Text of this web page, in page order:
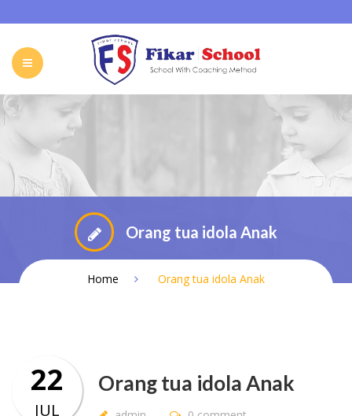
ABOUT FIKAR SCHOOL CAREER
FIKAR SCHOOL ONLINE CONTACT INDONESIA
Orang tua idola Anak
Home Orang tua idola Anak
Orang tua idola Anak
22
JUL